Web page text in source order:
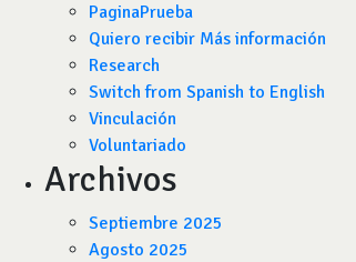
PaginaPrueba
Quiero recibir Más información
Research
Switch from Spanish to English
Vinculación
Voluntariado
Archivos
Septiembre 2025
Agosto 2025